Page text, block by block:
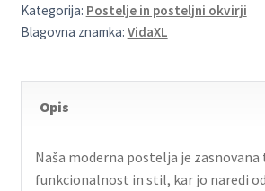
Kategorija: Postelje in posteljni okvirji
Blagovna znamka: VidaXL
Opis
Naša moderna postelja je zasnovana
funkcionalnost in stil, kar jo naredi